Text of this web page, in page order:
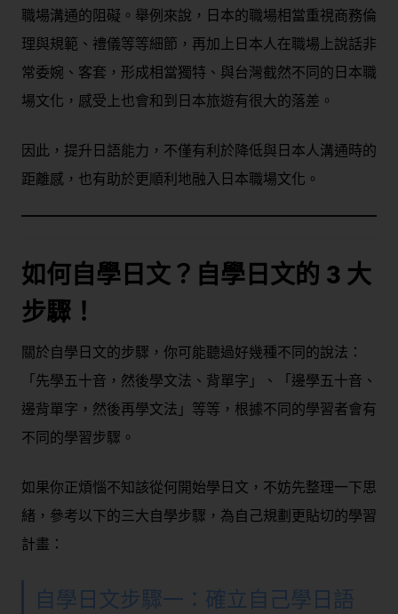
職場溝通的阻礙。舉例來說，日本的職場相當重視商務倫
理與規範、禮儀等等細節，再加上日本人在職場上說話非
常委婉、客套，形成相當獨特、與台灣截然不同的日本職
場文化，感受上也會和到日本旅遊有很大的落差。
因此，提升日語能力，不僅有利於降低與日本人溝通時的
距離感，也有助於更順利地融入日本職場文化。
如何 自學日文 ？ 自學日文的 3 大
步驟！
關於自學日文的步驟，你可能聽過好幾種不同的說法：
「先學五十音，然後學文法、背單字」、「邊學五十音、
邊背單字，然後再學文法」等等，根據不同的學習者會有
不同的學習步驟。
如果你正煩惱不知該從何開始學日文，不妨先整理一下思
緒，參考以下的三大自學步驟，為自己規劃更貼切的學習
計畫：
自學日文步驟一：確立自己學日語